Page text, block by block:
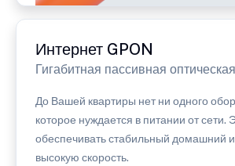
Интернет GPON
Гигабитная пассивная
До Вашей квартиры нет ни одного
которое нуждается в питании от сети.
обеспечивать стабильный домашний
высокую скорость.